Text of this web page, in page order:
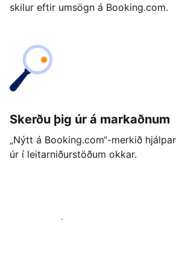
skilur eftir umsögn á Booking.com.
Skerðu þig úr á markaðnum
„Nýtt á Booking.com“-merkið
úr í leitarniðurstöðum okkar.
Byrjaðu strax í dag